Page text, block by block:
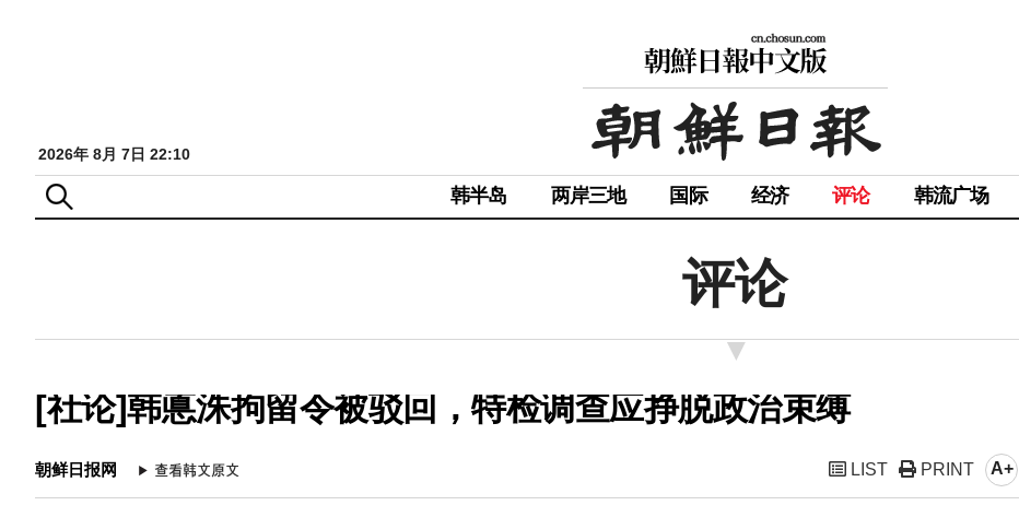
2026年 8月 7日 22:10
韩半岛 两岸三地 国际 经济 评论 韩流广场
评论
[社论]韩悳洙拘留令被驳回，特检调查应挣脱政治束缚
朝鲜日报网 LIST PRINT A+